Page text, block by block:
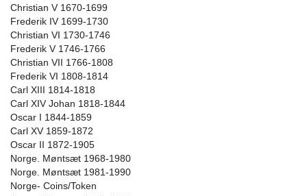
Christian V 1670-1699
Frederik IV 1699-1730
Christian VI 1730-1746
Frederik V 1746-1766
Christian VII 1766-1808
Frederik VI 1808-1814
Carl XIII 1814-1818
Carl XIV Johan 1818-1844
Oscar I 1844-1859
Carl XV 1859-1872
Oscar II 1872-1905
Norge. Møntsæt 1968-1980
Norge. Møntsæt 1981-1990
Norge- Coins/Token